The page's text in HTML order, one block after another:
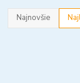
Najnovšie